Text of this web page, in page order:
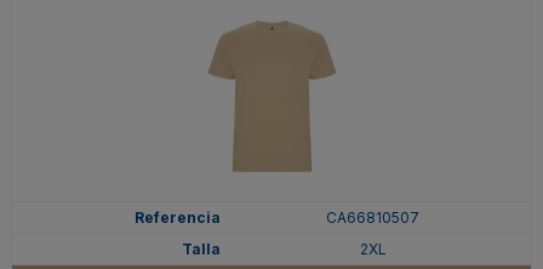
CA66810507
2XL